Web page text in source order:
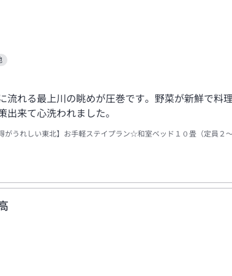
流れる最上川の眺めが圧巻です。野菜が新鮮で
出来て心洗われました。
がうれしい東北】お手軽ステイプラン☆和室ベッド１０畳（定員２